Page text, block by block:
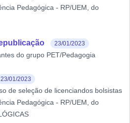
Pedagógica - RP/UEM, do
23/01/2023
do grupo PET/Pedagogia
23/01/2023
de seleção de licenciandos bolsistas
Pedagógica - RP/UEM, do